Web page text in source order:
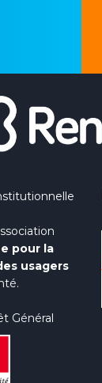
pour la
usagers
Général